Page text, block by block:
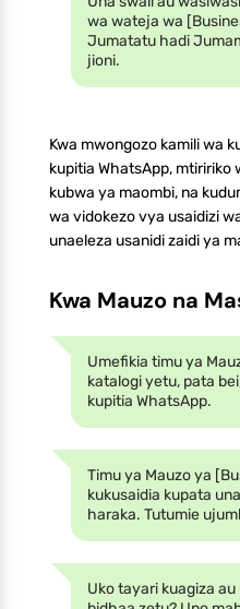
wa wateja wa
Jumatatu hadi
jioni.
Kwa mwongozo kamili wa
kupitia WhatsApp, mtiririko
kubwa ya maombi, na
wa vidokezo vya usaidizi
unaeleza usanidi zaidi ya
Kwa Mauzo na
Umefikia timu ya
katalogi yetu, pata
kupitia WhatsApp.
Timu ya Mauzo ya
kukusaidia kupata
haraka. Tutumie
Uko tayari kuagiza